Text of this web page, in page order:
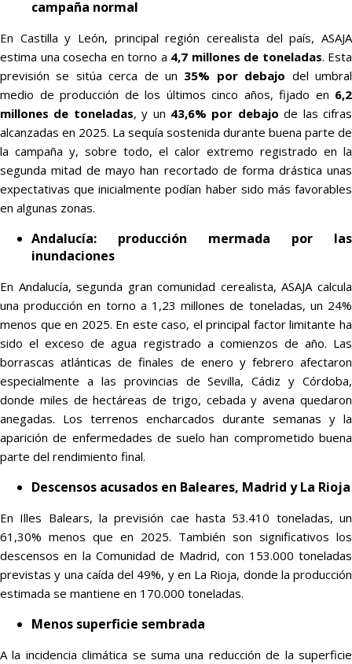
campaña normal
En Castilla y León, principal región cerealista del país, ASAJA
estima una cosecha en torno a 4,7 millones de toneladas. Esta
previsión se sitúa cerca de un 35% por debajo del umbral
medio de producción de los últimos cinco años, fijado en 6,2
millones de toneladas, y un 43,6% por debajo de las cifras
alcanzadas en 2025. La sequía sostenida durante buena parte de
la campaña y, sobre todo, el calor extremo registrado en la
segunda mitad de mayo han recortado de forma drástica unas
expectativas que inicialmente podían haber sido más favorables
en algunas zonas.
Andalucía: producción mermada por las
inundaciones
En Andalucía, segunda gran comunidad cerealista, ASAJA calcula
una producción en torno a 1,23 millones de toneladas, un 24%
menos que en 2025. En este caso, el principal factor limitante ha
sido el exceso de agua registrado a comienzos de año. Las
borrascas atlánticas de finales de enero y febrero afectaron
especialmente a las provincias de Sevilla, Cádiz y Córdoba,
donde miles de hectáreas de trigo, cebada y avena quedaron
anegadas. Los terrenos encharcados durante semanas y la
aparición de enfermedades de suelo han comprometido buena
parte del rendimiento final.
Descensos acusados en Baleares, Madrid y La Rioja
En Illes Balears, la previsión cae hasta 53.410 toneladas, un
61,30% menos que en 2025. También son significativos los
descensos en la Comunidad de Madrid, con 153.000 toneladas
previstas y una caída del 49%, y en La Rioja, donde la producción
estimada se mantiene en 170.000 toneladas.
Menos superficie sembrada
A la incidencia climática se suma una reducción de la superficie